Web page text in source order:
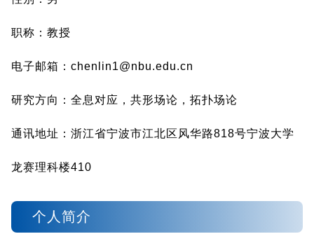
职称：教授
电子邮箱：chenlin1@nbu.edu.cn
研究方向：全息对应，共形场论，拓扑场论
通讯地址：浙江省宁波市江北区风华路818号宁波大学
龙赛理科楼410
个人简介